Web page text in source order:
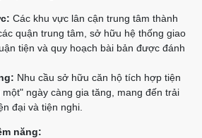
Các khu vực lân cận trung tâm thành
quận trung tâm, sở hữu hệ thống giao
tiện và quy hoạch bài bản được đánh
Nhu cầu sở hữu căn hộ tích hợp tiện
ngày càng gia tăng, mang đến trải
đại và tiện nghi.
năng: